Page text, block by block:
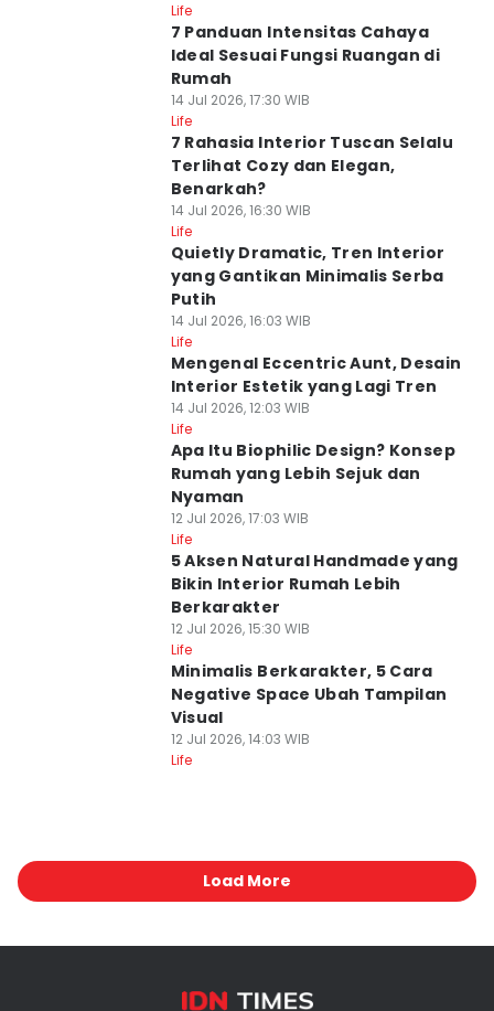
Life
7 Panduan Intensitas Cahaya
Ideal Sesuai Fungsi Ruangan di
Rumah
14 Jul 2026, 17:30 WIB
Life
7 Rahasia Interior Tuscan Selalu
Terlihat Cozy dan Elegan,
Benarkah?
14 Jul 2026, 16:30 WIB
Life
Quietly Dramatic, Tren Interior
yang Gantikan Minimalis Serba
Putih
14 Jul 2026, 16:03 WIB
Life
Mengenal Eccentric Aunt, Desain
Interior Estetik yang Lagi Tren
14 Jul 2026, 12:03 WIB
Life
Apa Itu Biophilic Design? Konsep
Rumah yang Lebih Sejuk dan
Nyaman
12 Jul 2026, 17:03 WIB
Life
5 Aksen Natural Handmade yang
Bikin Interior Rumah Lebih
Berkarakter
12 Jul 2026, 15:30 WIB
Life
Minimalis Berkarakter, 5 Cara
Negative Space Ubah Tampilan
Visual
12 Jul 2026, 14:03 WIB
Life
Load More